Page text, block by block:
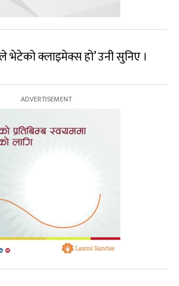
भेटेको क्लाइमेक्स हो’ उनी सुनिए ।